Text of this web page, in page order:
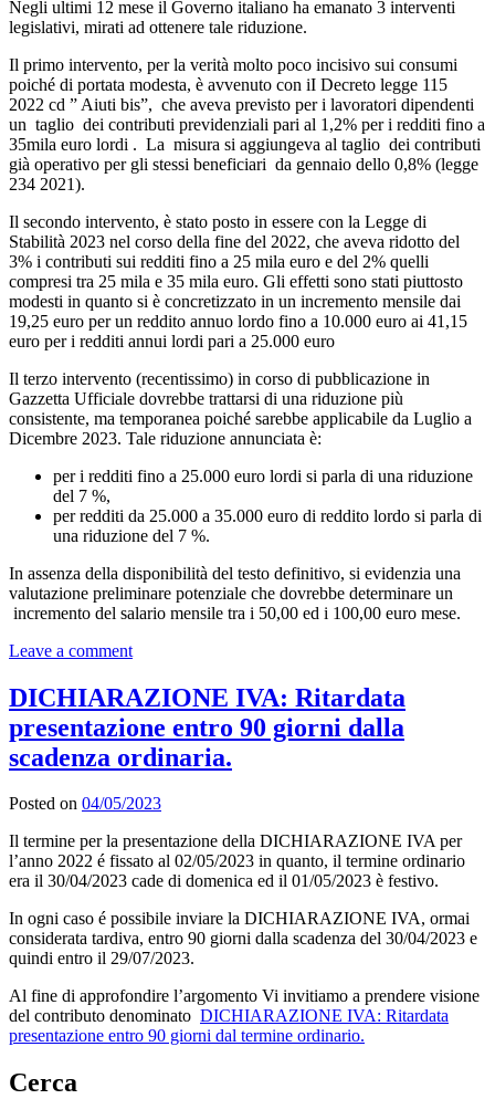
Negli ultimi 12 mese il Governo italiano ha emanato 3 interventi
legislativi, mirati ad ottenere tale riduzione.
Il primo intervento, per la verità molto poco incisivo sui consumi
poiché di portata modesta, è avvenuto con iI Decreto legge 115
2022 cd ” Aiuti bis”, che aveva previsto per i lavoratori dipendenti
un taglio dei contributi previdenziali pari al 1,2% per i redditi fino a
35mila euro lordi . La misura si aggiungeva al taglio dei contributi
già operativo per gli stessi beneficiari da gennaio dello 0,8% (legge
234 2021).
Il secondo intervento, è stato posto in essere con la Legge di
Stabilità 2023 nel corso della fine del 2022, che aveva ridotto del
3% i contributi sui redditi fino a 25 mila euro e del 2% quelli
compresi tra 25 mila e 35 mila euro. Gli effetti sono stati piuttosto
modesti in quanto si è concretizzato in un incremento mensile dai
19,25 euro per un reddito annuo lordo fino a 10.000 euro ai 41,15
euro per i redditi annui lordi pari a 25.000 euro
Il terzo intervento (recentissimo) in corso di pubblicazione in
Gazzetta Ufficiale dovrebbe trattarsi di una riduzione più
consistente, ma temporanea poiché sarebbe applicabile da Luglio a
Dicembre 2023. Tale riduzione annunciata è:
per i redditi fino a 25.000 euro lordi si parla di una riduzione
del 7 %,
per redditi da 25.000 a 35.000 euro di reddito lordo si parla di
una riduzione del 7 %.
In assenza della disponibilità del testo definitivo, si evidenzia una
valutazione preliminare potenziale che dovrebbe determinare un
incremento del salario mensile tra i 50,00 ed i 100,00 euro mese.
Leave a comment
DICHIARAZIONE IVA: Ritardata
presentazione entro 90 giorni dalla
scadenza ordinaria.
Posted on 04/05/2023
Il termine per la presentazione della DICHIARAZIONE IVA per
l’anno 2022 é fissato al 02/05/2023 in quanto, il termine ordinario
era il 30/04/2023 cade di domenica ed il 01/05/2023 è festivo.
In ogni caso é possibile inviare la DICHIARAZIONE IVA, ormai
considerata tardiva, entro 90 giorni dalla scadenza del 30/04/2023 e
quindi entro il 29/07/2023.
Al fine di approfondire l’argomento Vi invitiamo a prendere visione
del contributo denominato DICHIARAZIONE IVA: Ritardata
presentazione entro 90 giorni dal termine ordinario.
Cerca